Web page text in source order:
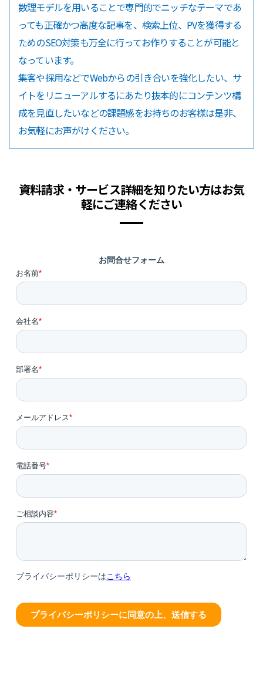
数理モデルを用いることで専門的でニッチなテーマであ
っても正確かつ高度な記事を、検索上位、PVを獲得する
ためのSEO対策も万全に行ってお作りすることが可能と
なっています。
集客や採用などでWebからの引き合いを強化したい、サ
イトをリニューアルするにあたり抜本的にコンテンツ構
成を見直したいなどの課題感をお持ちのお客様は是非、
お気軽にお声がけください。
資料請求・サービス詳細を知りたい方はお気
軽にご連絡ください